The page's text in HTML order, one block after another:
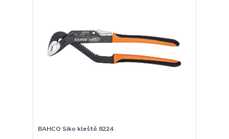
BAHCO Siko kleště 8224